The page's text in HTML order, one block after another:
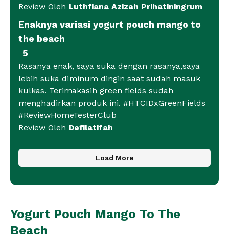
Review Oleh Luthfiana Azizah Prihatiningrum
Enaknya variasi yogurt pouch mango to
the beach
5
Rasanya enak, saya suka dengan rasanya,saya
lebih suka diminum dingin saat sudah masuk
kulkas. Terimakasih green fields sudah
menghadirkan produk ini. #HTCIDxGreenFields
#ReviewHomeTesterClub
Review Oleh Defilatifah
Load More
Yogurt Pouch Mango To The
Beach